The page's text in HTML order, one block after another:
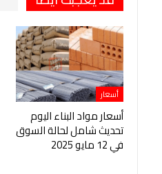
أسعار
أسعار مواد البناء اليوم
تحديث شامل لحالة السوق
في 12 مايو 2025